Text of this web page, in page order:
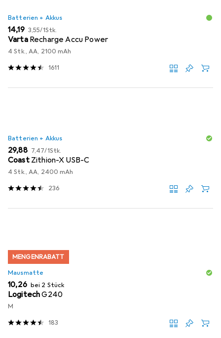
Batterien + Akkus
EUR
14,19 EUR
3,55/1Stk.
Varta Recharge Accu Power
4 Stk., AA, 2100 mAh
1611
Batterien + Akkus
EUR
29,88 EUR
7,47/1Stk.
Coast Zithion-X USB-C
4 Stk., AA, 2400 mAh
236
MENGENRABATT
Mausmatte
EUR
10,26 bei 2 Stück
LogitechG240
M
183